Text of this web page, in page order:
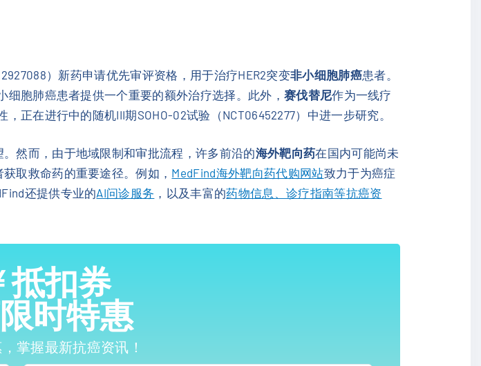
2927088）新药申请优先审评资格，用于治疗HER2突变非小细胞肺癌患者。
细胞肺癌患者提供一个重要的额外治疗选择。此外， 赛伐替尼作为一线疗
正在进行中的随机III期SOHO-02试验（NCT06452277）中进一步研究。
然而，由于地域限制和审批流程，许多前沿的海外靶向药在国内可能尚未
取救命药的重要途径。例如， MedFind海外靶向药代购网站致力于为癌症
还提供专业的AI问诊服务 ，以及丰富的药物信息、诊疗指南等抗癌资
抵扣券
时特惠
掌握最新抗癌资讯！